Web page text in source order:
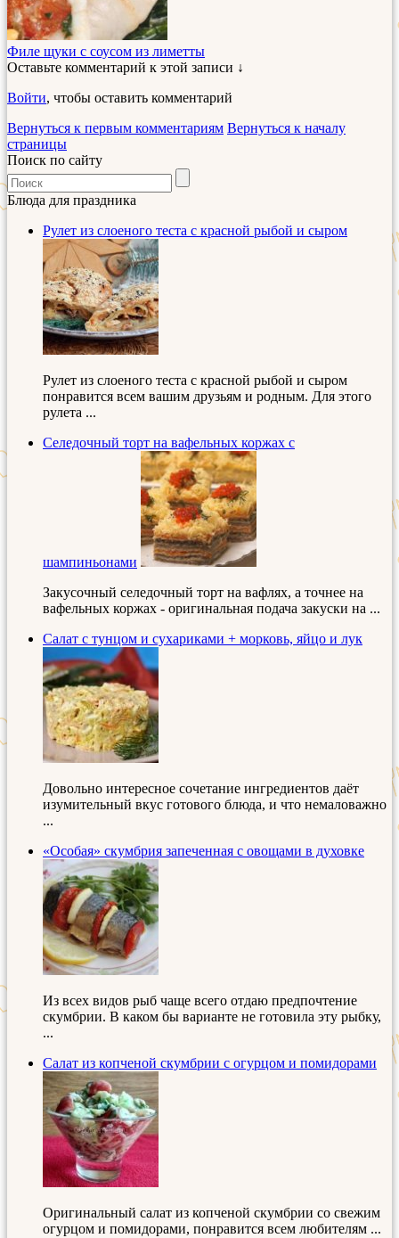
Филе щуки с соусом из лиметты
Оставьте комментарий к этой записи ↓
Войти, чтобы оставить комментарий
Вернуться к первым комментариям Вернуться к началу
страницы
Поиск по сайту
Блюда для праздника
Рулет из слоеного теста с красной рыбой и сыром
Рулет из слоеного теста с красной рыбой и сыром
понравится всем вашим друзьям и родным. Для этого
рулета ...
Селедочный торт на вафельных коржах с
шампиньонами
Закусочный селедочный торт на вафлях, а точнее на
вафельных коржах - оригинальная подача закуски на ...
Салат с тунцом и сухариками + морковь, яйцо и лук
Довольно интересное сочетание ингредиентов даёт
изумительный вкус готового блюда, и что немаловажно
...
«Особая» скумбрия запеченная с овощами в духовке
Из всех видов рыб чаще всего отдаю предпочтение
скумбрии. В каком бы варианте не готовила эту рыбку,
...
Салат из копченой скумбрии с огурцом и помидорами
Оригинальный салат из копченой скумбрии со свежим
огурцом и помидорами, понравится всем любителям ...